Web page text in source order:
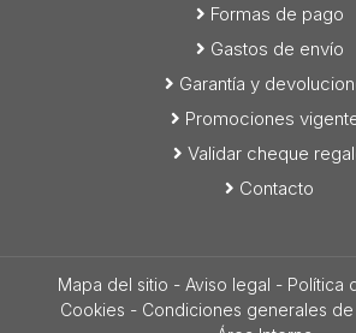
Formas de pago
Gastos de envío
Garantía y
Promociones
Validar cheque
Contacto
Mapa del sitio - Aviso legal - Política
Cookies - Condiciones generales